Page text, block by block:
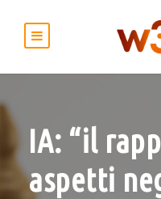
IA: “il
aspetti